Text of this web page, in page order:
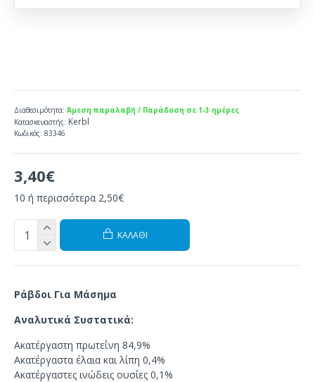
3,40€
10 ή περισσότερα 2,50€
Διαθεσιμότητα: Άμεση παραλαβή / Παράδοση σε 1-3 ημέρες
Κατασκευαστής: Kerbl
Κωδικός: 83346
ΚΑΛΆΘΙ
Ράβδοι Για Μάσημα
Αναλυτικά Συστατικά:
Ακατέργαστη πρωτεΐνη 84,9%
Ακατέργαστα έλαια και λίπη 0,4%
Ακατέργαστες ινώδεις ουσίες 0,1%